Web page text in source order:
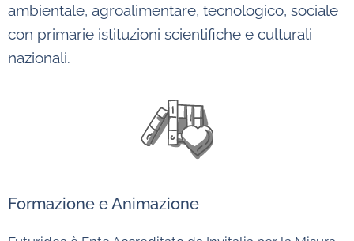
ambientale, agroalimentare, tecnologico, sociale
con primarie istituzioni scientifiche e culturali
nazionali.
Formazione e Animazione